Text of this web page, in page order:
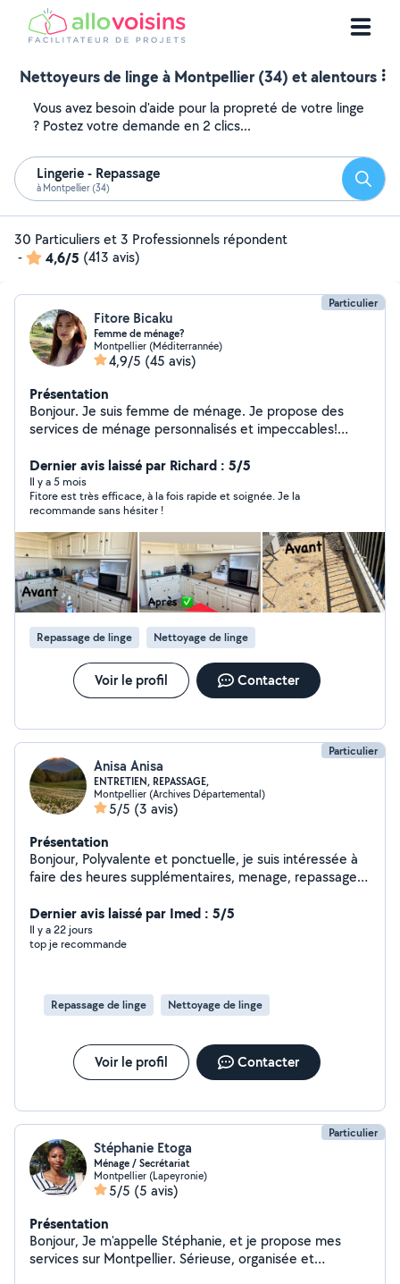
Nettoyeurs de linge à Montpellier (34) et alentours
Vous avez besoin d'aide pour la propreté de votre linge
? Postez votre demande en 2 clics...
Lingerie - Repassage
à Montpellier (34)
30 Particuliers et 3 Professionnels répondent
-
4,6/5 (413 avis)
Particulier
Fitore Bicaku
Femme de ménage?
Montpellier (Méditerrannée)
4,9/5 (45 avis)
Présentation
Bonjour. Je suis femme de ménage. Je propose des
services de ménage personnalisés et impeccables!
appartement Une menage profondeur pour votre
maison. ( Une grande ménage après votre
déménagement aussi) Très correct et sérieux. Merci de
me contacter.
Dernier avis laissé par Richard : 5/5
Il y a 5 mois
Fitore est très efficace, à la fois rapide et soignée. Je la
recommande sans hésiter !
Repassage de linge Nettoyage de linge
Voir le profil Contacter
Particulier
Anisa Anisa
ENTRETIEN, REPASSAGE,
Montpellier (Archives Départemental)
5/5 (3 avis)
Présentation
Bonjour, Polyvalente et ponctuelle, je suis intéressée à
faire des heures supplémentaires, menage, repassage,
contacter! Merci et à bientôt !
Dernier avis laissé par Imed : 5/5
Il y a 22 jours
top je recommande
Repassage de linge Nettoyage de linge
Voir le profil Contacter
Particulier
Stéphanie Etoga
Ménage / Secrétariat
Montpellier (Lapeyronie)
5/5 (5 avis)
Présentation
Bonjour, Je m'appelle Stéphanie, et je propose mes
services sur Montpellier. Sérieuse, organisée et